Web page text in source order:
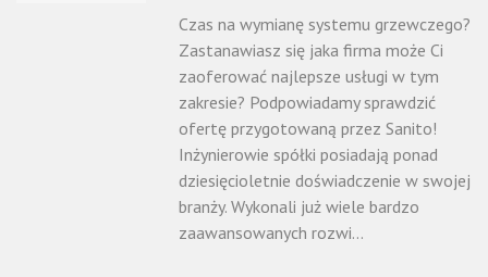
Czas na wymianę systemu grzewczego?
Zastanawiasz się jaka firma może Ci
zaoferować najlepsze usługi w tym
zakresie? Podpowiadamy sprawdzić
ofertę przygotowaną przez Sanito!
Inżynierowie spółki posiadają ponad
dziesięcioletnie doświadczenie w swojej
branży. Wykonali już wiele bardzo
zaawansowanych rozwi...